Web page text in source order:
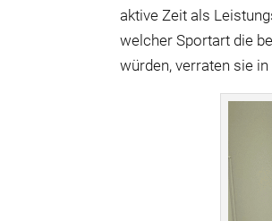
aktive Zeit als
welcher Sportart die
würden, verraten sie in